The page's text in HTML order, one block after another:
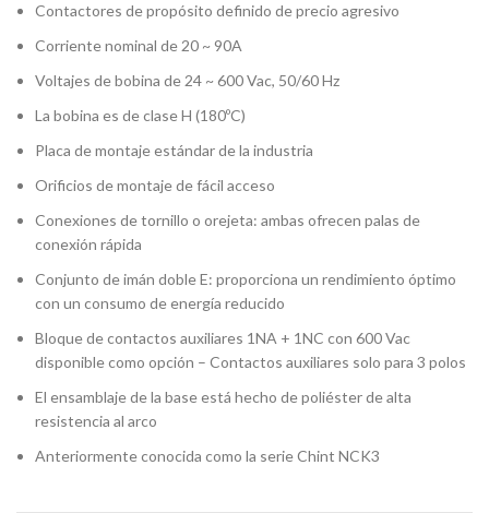
Contactores de propósito definido de precio agresivo
Corriente nominal de 20 ~ 90A
Voltajes de bobina de 24 ~ 600 Vac, 50/60 Hz
La bobina es de clase H (180ºC)
Placa de montaje estándar de la industria
Orificios de montaje de fácil acceso
Conexiones de tornillo o orejeta: ambas ofrecen palas de
conexión rápida
Conjunto de imán doble E: proporciona un rendimiento óptimo
con un consumo de energía reducido
Bloque de contactos auxiliares 1NA + 1NC con 600 Vac
disponible como opción – Contactos auxiliares solo para 3 polos
El ensamblaje de la base está hecho de poliéster de alta
resistencia al arco
Anteriormente conocida como la serie Chint NCK3